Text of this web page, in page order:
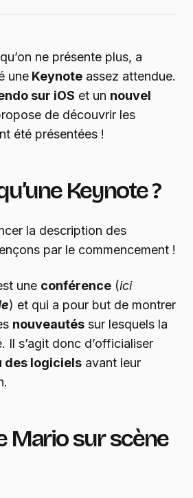
ne présente plus, a
une Keynote assez attendue.
sur iOS et un nouvel
de découvrir les
été présentées !
Keynote ?
la description des
par le commencement !
une conférence (ici
) et qui a pour but de montrer
nouveautés sur lesquels la
Il s’agit donc d’officialiser
des logiciels avant leur
Mario sur scène